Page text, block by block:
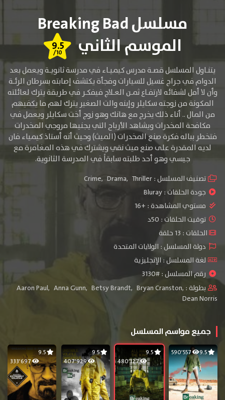
مسلسل Breaking Bad
الموسم الثاني
9.5
/10
يتنـاول المسلسل قصـة مدرس كيميـاء في مدرسة ثانويـة ويعمل بعد
الدوام في جراج غسيل للسيارات وفجأة يكتشف إصابته بسرطان الرئـة
وأن لا أمل لشفائه لارتفـاع ثمـن العـلاج فيفكـر في طريقة يترك لعائلته
المكونة من زوجته سكايلر وإبنه والت الصغير يترك لهم ما يكفيهم
من المال .. أناء ذلك يخرج مع هانك وهو زوج أخت سكايلر ويعمل في
مكافحة المخدرات ويشاهد الأرباح التي يجنيها مروجي المخدرات
فتخطر بباله فكرة صنع المخدرات (الميث) وحيث أنه أستاذ كيمياء فان
لديه المقدرة على صنع ميث نقي ويشترك في هذه المغامرة مع
جيسي وهو أحد طلبته سابقاً في المدرسة الثانوية.
تصنيف المسلسل : Crime, Drama, Thriller
جودة الحلقات :Bluray
مستوي المشاهدة : +16
توقيت الحلقات : 50د
الحلقات : 13 حلقة
دولة المسلسل : الولايات المتحدة
لغة المسلسل : الإنجليزية
رقم المسلسل : #3130
بطولة :
Aaron Paul, Anna Gunn, Betsy Brandt, Bryan Cranston,
Dean Norris
جميع مواسم المسلسل
9.5 590٬557
480٬127
9.5
407٬929
9.5
333٬697